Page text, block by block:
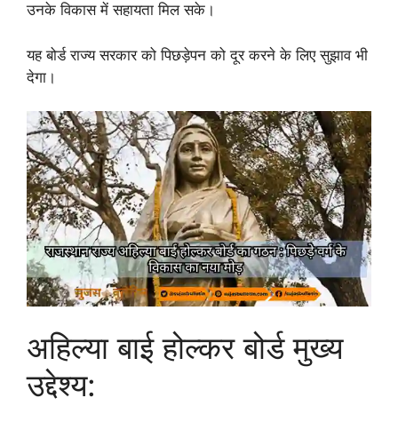
उनके विकास में सहायता मिल सके।
यह बोर्ड राज्य सरकार को पिछड़ेपन को दूर करने के लिए सुझाव भी
देगा।
अहिल्या बाई होल्कर बोर्ड मुख्य
उद्देश्य: